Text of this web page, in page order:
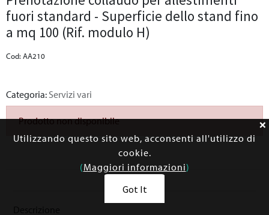
fuori standard - Superficie dello stand fino
a mq 100 (Rif. modulo H)
Cod: AA210
Categoria: Servizi vari
Prodotto non disponibile
Utilizzando questo sito web, acconsenti all'utilizzo di
cookie.
(Maggiori informazioni)
Got It